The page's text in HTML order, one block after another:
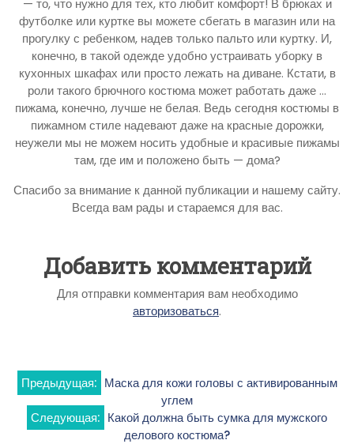
— то, что нужно для тех, кто любит комфорт! В брюках и
футболке или куртке вы можете сбегать в магазин или на
прогулку с ребенком, надев только пальто или куртку. И,
конечно, в такой одежде удобно устраивать уборку в
кухонных шкафах или просто лежать на диване. Кстати, в
роли такого брючного костюма может работать даже …
пижама, конечно, лучше не белая. Ведь сегодня костюмы в
пижамном стиле надевают даже на красные дорожки,
неужели мы не можем носить удобные и красивые пижамы
там, где им и положено быть — дома?
Спасибо за внимание к данной публикации и нашему сайту.
Всегда вам рады и стараемся для вас.
Добавить комментарий
Для отправки комментария вам необходимо
авторизоваться.
Навигация
по
Предыдущая: Маска для кожи головы с активированным
углем
Следующая: Какой должна быть сумка для мужского
делового костюма?